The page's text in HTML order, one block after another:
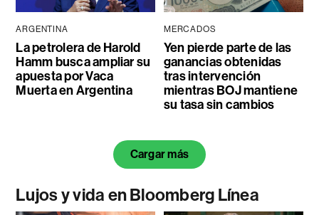
ARGENTINA
La petrolera de Harold
Hamm busca ampliar su
apuesta por Vaca
Muerta en Argentina
MERCADOS
Yen pierde parte de las
ganancias obtenidas
tras intervención
mientras BOJ mantiene
su tasa sin cambios
Cargar más
Lujos y vida en Bloomberg Línea